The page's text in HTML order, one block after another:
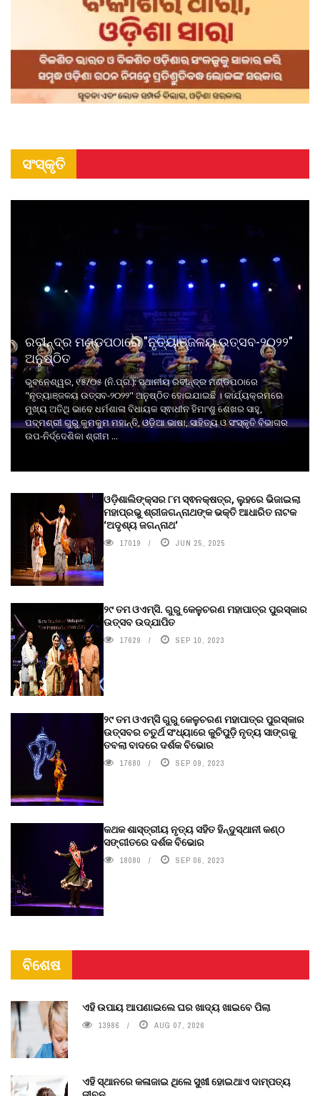
ସଂସ୍କୃତି
ରବୀନ୍ଦ୍ର ମଣ୍ଡପଠାରେ "ନୃତ୍ୟାଞ୍ଜଳୟ ଉତ୍ସବ-୨୦୨୨"
ଅନୁଷ୍ଠିତ
ଭୁବନେଶ୍ୱର, ୧୫/୦୫ (ନି.ପ୍ର.): ସ୍ଥାନୀୟ ରବୀନ୍ଦ୍ର ମଣ୍ଡପଠାରେ
"ନୃତ୍ୟାଞ୍ଜଳୟ ଉତ୍ସବ-୨୦୨୨" ଅନୁଷ୍ଠିତ ହୋଇଯାଇଛି । କାର୍ଯ୍ୟକ୍ରମରେ
ମୁଖ୍ୟ ଅତିଥି ଭାବେ ଧର୍ମଶାଳା ବିଧାୟକ ସ୍ଵାଧୀନ ହିମାଂଶୁ ଶେଖର ସାହୁ,
ପଦ୍ମଶ୍ରୀ ଗୁରୁ କୁମକୁମ ମହାନ୍ତି, ଓଡ଼ିଆ ଭାଷା, ସାହିତ୍ୟ ଓ ସଂସ୍କୃତି ବିଭାଗର
ଉପ-ନିର୍ଦ୍ଦେଶିକା ଶ୍ରୀମ ...
ଓଡ଼ିଶାଲିଙ୍କ୍ସର ୮ମ ସ୍ଵନକ୍ଷତ୍ର, ଲୁହରେ ଭିଜାଇଲା
ମହାପ୍ରଭୁ ଶ୍ରୀଜଗନ୍ନାଥଙ୍କ ଭକ୍ତି ଆଧାରିତ ନାଟକ
‘ଅଦୃଶ୍ୟ ଜଗନ୍ନାଥ‘
17019 JUN 25, 2025
୨୯ ତମ ଓଏମ୍‌ସି. ଗୁରୁ କେଳୁଚରଣ ମହାପାତ୍ର ପୁରସ୍କାର
ଉତ୍ସବ ଉଦ୍‍ଯାପିତ
17629 SEP 10, 2023
୨୯ ତମ ଓଏମ୍‌ସି ଗୁରୁ କେଳୁଚରଣ ମହାପାତ୍ର ପୁରସ୍କାର
ଉତ୍ସବର ଚତୁର୍ଥ ସଂଧ୍ୟାରେ କୁଚିପୁଡ଼ି ନୃତ୍ୟ ସାଙ୍ଗକୁ
ତବଲା ବାଦରେ ଦର୍ଶକ ବିଭୋର
17680 SEP 09, 2023
କଥକ ଶାସ୍ତ୍ରୀୟ ନୃତ୍ୟ ସହିତ ହିନ୍ଦୁସ୍ଥାନୀ କଣ୍ଠ
ସଙ୍ଗୀତରେ ଦର୍ଶକ ବିଭୋର
18080 SEP 06, 2023
ବିଶେଷ
ଏହି ଉପାୟ ଆପଣାଇଲେ ଘର ଖାଦ୍ୟ ଖାଇବେ ପିଲା
13986 AUG 07, 2026
ଏହି ସ୍ଥାନରେ କଳାଜାଇ ଥିଲେ ସୁଖୀ ହୋଇଥାଏ ଦାମ୍ପତ୍ୟ